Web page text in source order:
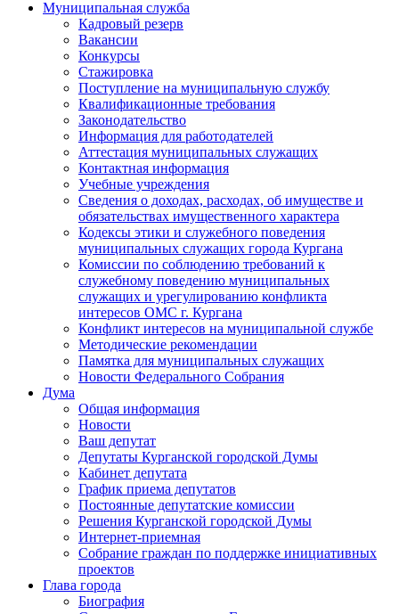
Муниципальная служба
Кадровый резерв
Вакансии
Конкурсы
Стажировка
Поступление на муниципальную службу
Квалификационные требования
Законодательство
Информация для работодателей
Аттестация муниципальных служащих
Контактная информация
Учебные учреждения
Сведения о доходах, расходах, об имуществе и
обязательствах имущественного характера
Кодексы этики и служебного поведения
муниципальных служащих города Кургана
Комиссии по соблюдению требований к
служебному поведению муниципальных
служащих и урегулированию конфликта
интересов ОМС г. Кургана
Конфликт интересов на муниципальной службе
Методические рекомендации
Памятка для муниципальных служащих
Новости Федерального Cобрания
Дума
Общая информация
Новости
Ваш депутат
Депутаты Курганской городской Думы
Кабинет депутата
График приема депутатов
Постоянные депутатские комиссии
Решения Курганской городской Думы
Интернет-приемная
Собрание граждан по поддержке инициативных
проектов
Глава города
Биография